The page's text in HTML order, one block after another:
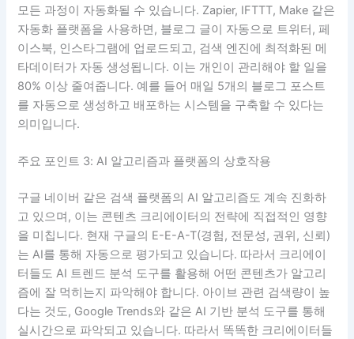
모든 과정이 자동화될 수 있습니다. Zapier, IFTTT, Make 같은
자동화 플랫폼을 사용하면, 블로그 글이 자동으로 트위터, 페
이스북, 인스타그램에 업로드되고, 검색 엔진에 최적화된 메
타데이터가 자동 생성됩니다. 이는 개인이 관리해야 할 일을
80% 이상 줄여줍니다. 예를 들어 매일 5개의 블로그 포스트
를 자동으로 생성하고 배포하는 시스템을 구축할 수 있다는
의미입니다.
주요 포인트 3: AI 알고리즘과 플랫폼의 상호작용
구글 네이버 같은 검색 플랫폼의 AI 알고리즘도 계속 진화하
고 있으며, 이는 콘텐츠 크리에이터의 전략에 직접적인 영향
을 미칩니다. 현재 구글의 E-E-A-T(경험, 전문성, 권위, 신뢰)
는 AI를 통해 자동으로 평가되고 있습니다. 따라서 크리에이
터들도 AI 트렌드 분석 도구를 활용해 어떤 콘텐츠가 알고리
즘에 잘 먹히는지 파악해야 합니다. 아이브 관련 검색량이 높
다는 것도, Google Trends와 같은 AI 기반 분석 도구를 통해
실시간으로 파악되고 있습니다. 따라서 똑똑한 크리에이터들